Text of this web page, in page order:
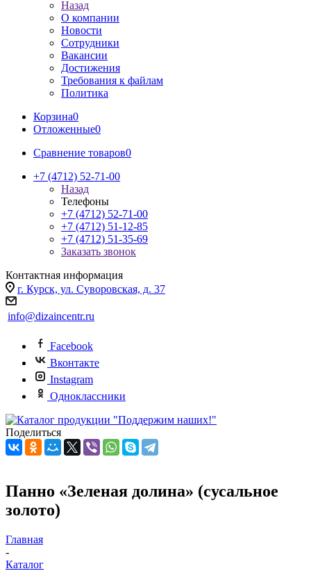
Назад
О компании
Новости
Сотрудники
Вакансии
Достижения
Требования к файлам
Политика
Корзина0
Отложенные0
Сравнение товаров0
+7 (4712) 52-71-00
Назад
Телефоны
+7 (4712) 52-71-00
+7 (4712) 51-12-85
+7 (4712) 51-35-69
Заказать звонок
Контактная информация
г. Курск, ул. Суворовская, д. 37
info@dizaincentr.ru
Facebook
Вконтакте
Instagram
Одноклассники
Поделиться
Панно «Зеленая долина» (сусальное
золото)
Главная
-
Каталог